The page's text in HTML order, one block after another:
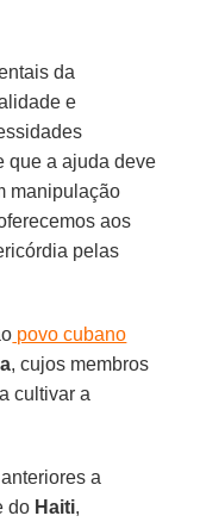
da
e
que a ajuda deve
manipulação
aos
pelas
povo cubano
, cujos membros
cultivar a
a
do Haiti,